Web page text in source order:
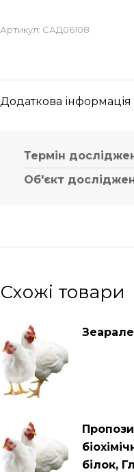
Артикул: САД06108
Додаткова інформація
Термін
Об'єкт
Схожі товари
білок,